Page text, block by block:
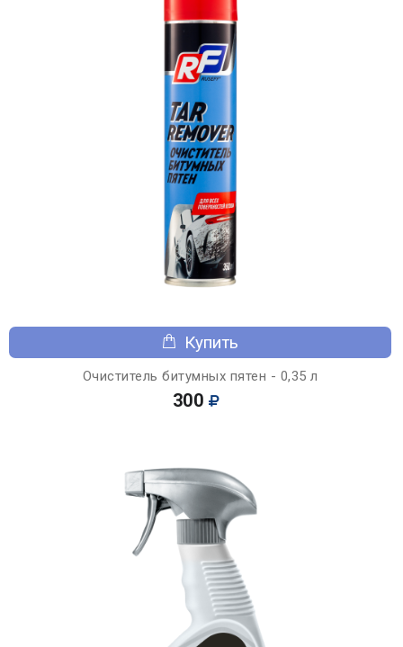
Купить
Очиститель битумных пятен - 0,35 л
300